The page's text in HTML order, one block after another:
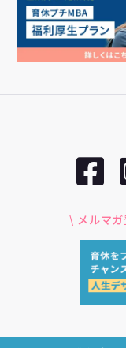
\ メルマ